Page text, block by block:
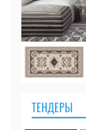
ТЕНДЕРЫ